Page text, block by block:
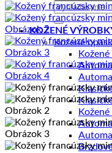
Hľadať:
KOŽENÉ
Kožené